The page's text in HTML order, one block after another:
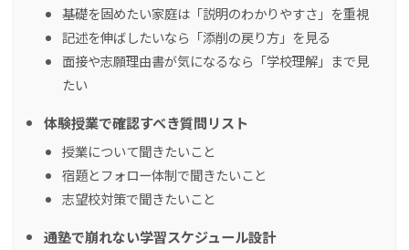
基礎を固めたい家庭は「説明のわかりやすさ」を重視
記述を伸ばしたいなら「添削の戻り方」を見る
面接や志願理由書が気になるなら「学校理解」まで見
たい
体験授業で確認すべき質問リスト
授業について聞きたいこと
宿題とフォロー体制で聞きたいこと
志望校対策で聞きたいこと
通塾で崩れない学習スケジュール設計